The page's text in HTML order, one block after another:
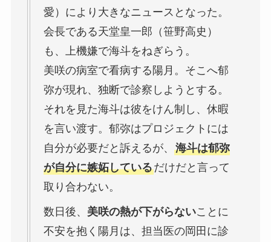
愛）により大きなニュースとなった。
会長である天堂皇一郎（笹野高史）
も、上機嫌で海斗をねぎらう。
美咲の病室で看病する陽月。そこへ郁
弥が現れ、独断で診察しようとする。
それを見た海斗は彼をけん制し、休暇
を言い渡す。郁弥はプロジェクトには
自分が必要だと訴えるが、 海斗は郁弥
が自分に嫉妬しているだけだと言って
取り合わない。
数日後、 美咲の熱が下がらないことに
不安を抱く陽月は、担当医の岡田に診